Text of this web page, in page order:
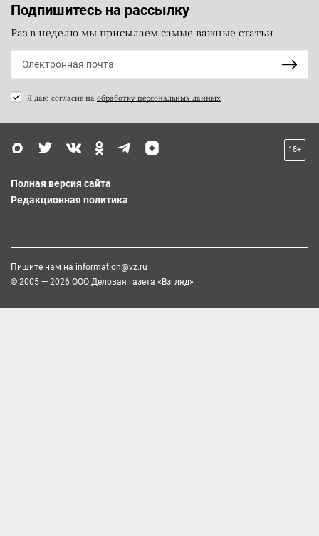
Подпишитесь на рассылку
Раз в неделю мы присылаем самые важные статьи
Я даю согласие на обработку персональных данных
18+
Полная версия сайта
Редакционная политика
Пишите нам на information@vz.ru
© 2005 — 2026 ООО Деловая газета «Взгляд»